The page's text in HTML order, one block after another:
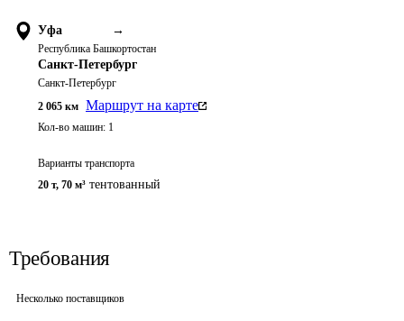
Уфа →
Республика Башкортостан
Санкт-Петербург
Санкт-Петербург
2 065 км Маршрут на карте
Кол-во машин: 1
Варианты транспорта
20 т, 70 м³ тентованный
Требования
Несколько поставщиков